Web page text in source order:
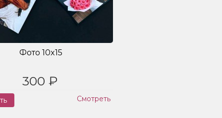
Фото 10x15
300 ₽
Смотреть